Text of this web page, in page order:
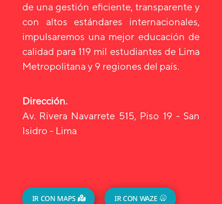
de una gestión eficiente, transparente y
con altos estándares internacionales,
impulsaremos una mejor educación de
calidad para 119 mil estudiantes de Lima
Metropolitana y 9 regiones del país.
Dirección.
Av. Rivera Navarrete 515, Piso 19 - San
Isidro - Lima
IR CON MAPS IR CON WAZE